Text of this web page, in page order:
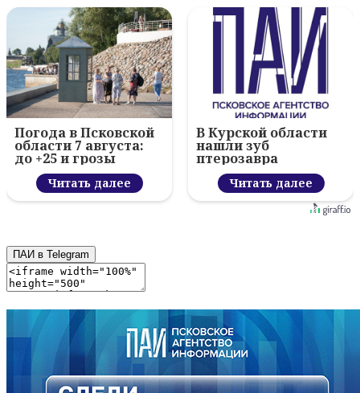
Погода в Псковской
области 7 августа:
до +25 и грозы
Читать далее
В Курской области
нашли зуб
птерозавра
Читать далее
ПАИ в Telegram